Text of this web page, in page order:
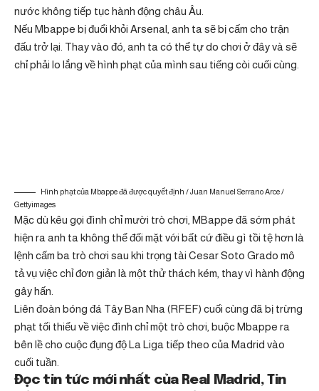
nước không tiếp tục hành động châu Âu.
Nếu Mbappe bị đuổi khỏi Arsenal, anh ta sẽ bị cấm cho trận
đấu trở lại. Thay vào đó, anh ta có thể tự do chơi ở đây và sẽ
chỉ phải lo lắng về hình phạt của mình sau tiếng còi cuối cùng.
Hình phạt của Mbappe đã được quyết định / Juan Manuel Serrano Arce /
Gettyimages
Mặc dù kêu gọi đình chỉ mười trò chơi, MBappe đã sớm phát
hiện ra anh ta không thể đối mặt với bất cứ điều gì tồi tệ hơn là
lệnh cấm ba trò chơi sau khi trọng tài Cesar Soto Grado mô
tả vụ việc chỉ đơn giản là một thử thách kém, thay vì hành động
gây hấn.
Liên đoàn bóng đá Tây Ban Nha (RFEF) cuối cùng đã bị trừng
phạt tối thiểu về việc đình chỉ một trò chơi, buộc Mbappe ra
bên lề cho cuộc đụng độ La Liga tiếp theo của Madrid vào
cuối tuần.
Đọc tin tức mới nhất của Real Madrid, Tin